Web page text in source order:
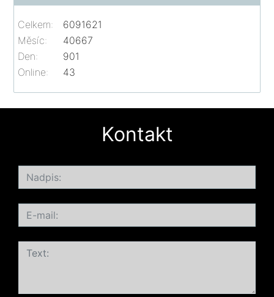
Online: 43
Celkem:
6091621
Měsíc:
40667
Den:
901
Kontakt